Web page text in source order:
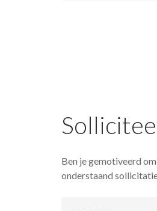
Ben je gemotiveerd
onderstaand